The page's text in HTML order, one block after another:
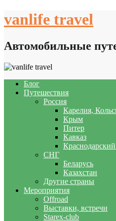
to
vanlife travel
Автомобильные
Блог
Путешествия
Россия
Карелия,
Крым
Питер
Кавказ
СНГ
Беларусь
Казахстан
Другие страны
Мероприятия
Offroad
Выставки, встречи
Starex-club